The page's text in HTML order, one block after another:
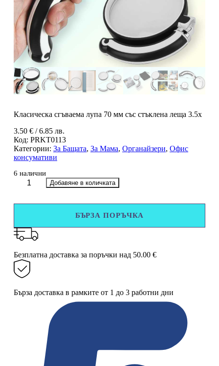
Класическа сгъваема лупа 70 мм със стъклена леща 3.5x
3.50 € / 6.85 лв.
Код: PRKT0113
Категории: За Бащата, За Мама, Органайзери, Офис
консумативи
6 налични
количество
70
мм
със
стъклена
леща
3.5x
Добавяне в количката
БЪРЗА ПОРЪЧКА
Безплатна доставка за поръчки над 50.00 €
Бърза доставка в рамките от 1 до 3 работни дни